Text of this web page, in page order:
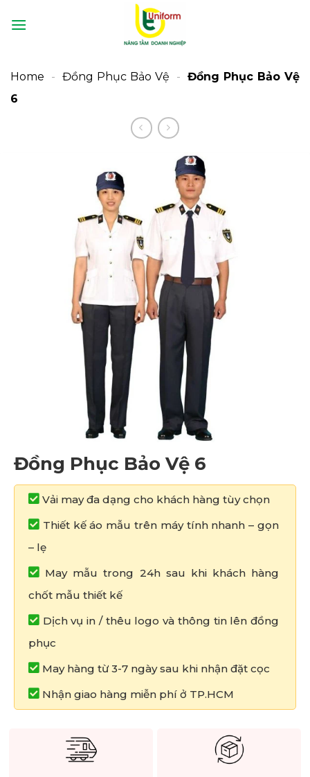
qua
Home
- Đồng Phục Bảo Vệ - Đồng Phục Bảo Vệ
6
Đồng Phục Bảo Vệ 6
Vải may đa dạng cho khách hàng tùy chọn
Thiết kế áo mẫu trên máy tính nhanh – gọn
– lẹ
May mẫu trong 24h sau khi khách hàng
chốt mẫu thiết kế
Dịch vụ in / thêu logo và thông tin lên đồng
phục
May hàng từ 3-7 ngày sau khi nhận đặt cọc
Nhận giao hàng miễn phí ở TP.HCM